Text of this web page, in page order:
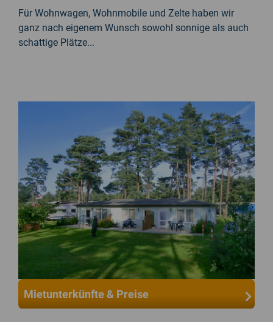
Für Wohnwagen, Wohnmobile und Zelte haben wir
ganz nach eigenem Wunsch sowohl sonnige als auch
schattige Plätze...
Mietunterkünfte & Preise